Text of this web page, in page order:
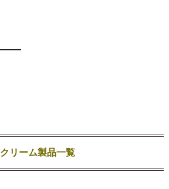
クリーム製品一覧